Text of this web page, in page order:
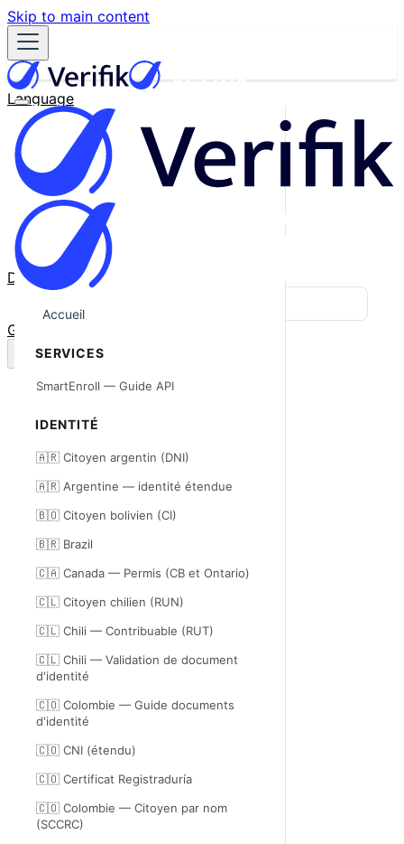
Skip to main content
Language
English
Español
Français
Português
한국어
日本語
中文
Docs
GitHub
Accueil
SERVICES
SmartEnroll — Guide API
IDENTITÉ
🇦🇷 Citoyen argentin (DNI)
🇦🇷 Argentine — identité étendue
🇧🇴 Citoyen bolivien (CI)
🇧🇷 Brazil
🇨🇦 Canada — Permis (CB et Ontario)
🇨🇱 Citoyen chilien (RUN)
🇨🇱 Chili — Contribuable (RUT)
🇨🇱 Chili — Validation de document
d'identité
🇨🇴 Colombie — Guide documents
d'identité
🇨🇴 CNI (étendu)
🇨🇴 Certificat Registraduría
🇨🇴 Colombie — Citoyen par nom
(SCCRC)